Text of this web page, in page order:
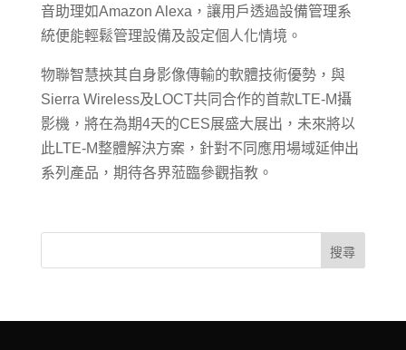
音助理如Amazon Alexa，讓用戶透過設備管理系
統便能輕鬆管理設備及設定個人化情境。
物聯智慧挾其自身影像傳輸的軟體技術優勢，與
Sierra Wireless及LOCT共同合作的首款LTE-M攝
影機，將在為期4天的CES展盛大展出，未來將以
此LTE-M整體解決方案，針對不同應用場域延伸出
系列產品，期待各界蒞臨參觀指教。